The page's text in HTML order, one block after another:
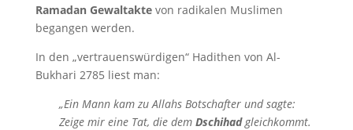
Ramadan Gewaltaktevon radikalen Muslimen
begangen werden.
In den „vertrauenswürdigen“ Hadithen von Al-
Bukhari 2785 liest man:
„Ein Mann kam zu Allahs Botschafter und sagte:
Zeige mir eine Tat, die dem Dschihadgleichkommt.